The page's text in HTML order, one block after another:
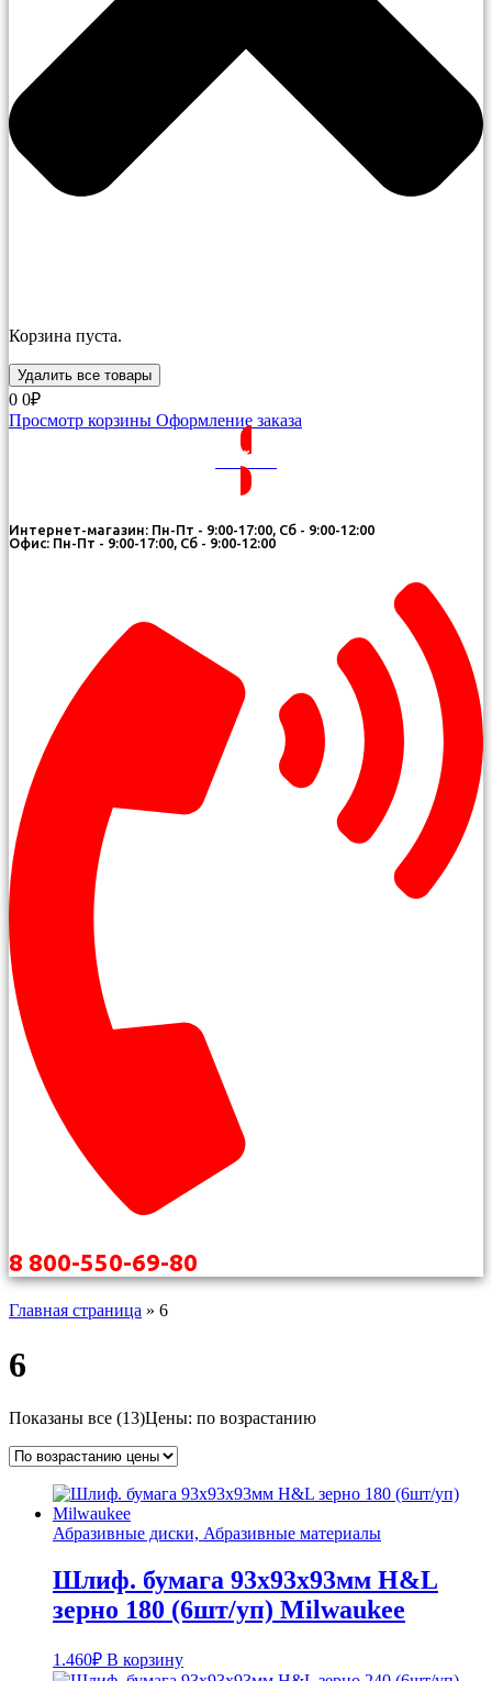
Корзина пуста.
Удалить все товары
0 0₽
Просмотр корзины Оформление заказа
ВОЙТИ
Интернет-магазин: Пн-Пт - 9:00-17:00, Сб - 9:00-12:00
Офис: Пн-Пт - 9:00-17:00, Сб - 9:00-12:00
8 800-550-69-80
Главная страница » 6
6
Показаны все (13)Цены: по возрастанию
Абразивные диски, Абразивные материалы
Шлиф. бумага 93x93x93мм H&L
зерно 180 (6шт/уп) Milwaukee
1.460₽ В корзину